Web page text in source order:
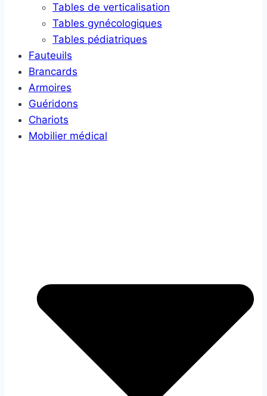
Tables de verticalisation
Tables gynécologiques
Tables pédiatriques
Fauteuils
Brancards
Armoires
Guéridons
Chariots
Mobilier médical